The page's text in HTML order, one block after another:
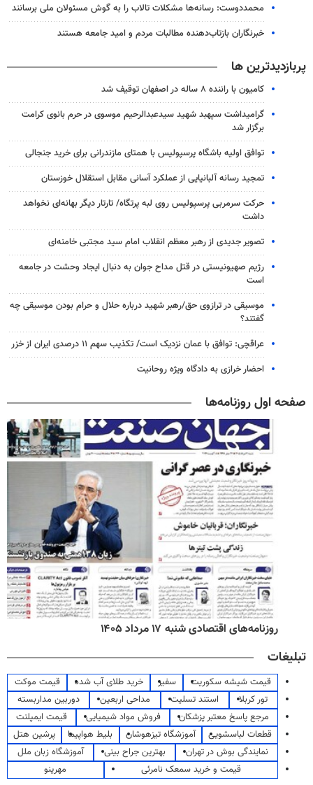
محمددوست: رسانه‌ها مشکلات تالاب را به گوش مسئولان ملی برسانند
خبرنگاران بازتاب‌دهنده مطالبات مردم و امید جامعه هستند
پربازدیدترین ها
کامیون با راننده ۸ ساله در اصفهان توقیف شد
گرامیداشت سپهبد شهید سیدعبدالرحیم موسوی در حرم بانوی کرامت
برگزار شد
توافق اولیه باشگاه پرسپولیس با همتای مازندرانی برای خرید جنجالی
تمجید رسانه آلبانیایی از عملکرد آسانی مقابل استقلال خوزستان
حرکت سرمربی پرسپولیس روی لبه پرتگاه/ تارتار دیگر بهانه‌ای نخواهد
داشت
تصویر جدیدی از رهبر معظم انقلاب امام سید مجتبی خامنه‌ای
رژیم صهیونیستی در قتل مداح جوان به دنبال ایجاد وحشت در جامعه
است
موسیقی در ترازوی حق/رهبر شهید درباره حلال و حرام بودن موسیقی چه
گفتند؟
عراقچی: توافق با عمان نزدیک است/ تکذیب سهم ۱۱ درصدی ایران از خزر
احضار خرازی به دادگاه ویژه روحانیت
صفحه اول روزنامه‌ها
روزنامه‌های اقتصادی شنبه ۱۷ مرداد ۱۴۰۵
تبلیغات
قیمت شیشه سکوریت سفیر خرید طلای آب شده
قیمت موکت
تور کربلا
استند تسلیت مداحی اربعین
دوربین مداربسته
مرجع پاسخ معتبر پزشکان
فروش مواد شیمیایی
قیمت ایمپلنت
قطعات لباسشویی
آموزشگاه تیزهوشان بلیط هواپیما
پرشین هتل
نمایندگی بوش در تهران
بهترین جراح بینی
آموزشگاه زبان ملل
قیمت و خرید سمعک نامرئی
مهرینو